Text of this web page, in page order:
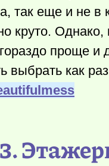
так еще и не
круто.
проще и
выбрать как
3.